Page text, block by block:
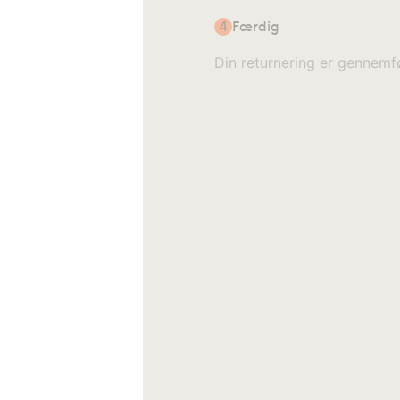
4 Færdig
Din returnering er